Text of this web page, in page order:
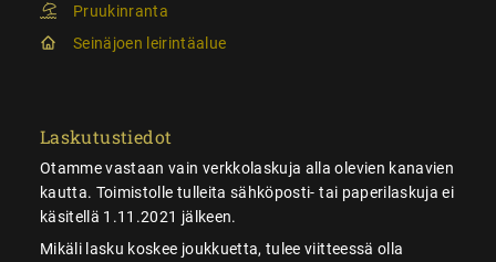
Pruukinranta
Seinäjoen leirintäalue
Laskutustiedot
Otamme vastaan vain verkkolaskuja alla olevien kanavien
kautta. Toimistolle tulleita sähköposti- tai paperilaskuja ei
käsitellä 1.11.2021 jälkeen.
Mikäli lasku koskee joukkuetta, tulee viitteessä olla